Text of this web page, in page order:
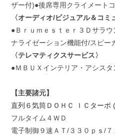
ザー付)●後席専用クライメート
〈オーディオ/ビジュアル＆コミ
●Ｂｒｕｍｅｓｔｅｒ３Ｄサラ
ナライゼーション機能付/スピー
〈テレマティクスサービス〉
●ＭＢＵＸインテリア・アシスタ
【主要諸元】
直列６気筒ＤＯＨＣ ＩＣターボ
フルタイム４ＷＤ
電子制御９速ＡＴ/３３０ｐｓ/